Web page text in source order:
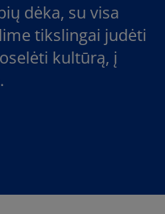
dėka, su visa
tikslingai judėti
kultūrą, į